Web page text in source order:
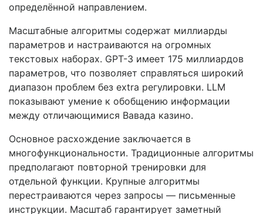
определённой направлением.
Масштабные алгоритмы содержат миллиарды
параметров и настраиваются на огромных
текстовых наборах. GPT-3 имеет 175 миллиардов
параметров, что позволяет справляться широкий
диапазон проблем без extra регулировки. LLM
показывают умение к обобщению информации
между отличающимися Вавада казино.
Основное расхождение заключается в
многофункциональности. Традиционные алгоритмы
предполагают повторной тренировки для
отдельной функции. Крупные алгоритмы
перестраиваются через запросы — письменные
инструкции. Масштаб гарантирует заметный